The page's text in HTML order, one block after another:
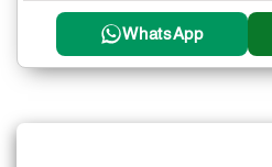
WhatsApp